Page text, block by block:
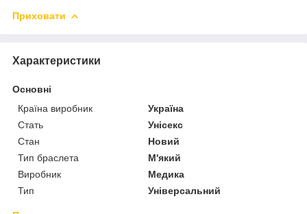
Приховати
Характеристики
Основні
Країна виробник
Україна
Стать
Унісекс
Стан
Новий
Тип браслета
М'який
Виробник
Медика
Тип
Універсальний